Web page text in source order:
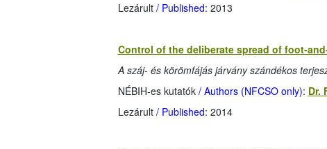
Lezárult / Published: 2013
Control of the deliberate spread of foot-
A száj- és körömfájás járvány szándékos
NÉBIH-es kutatók/ Authors (NFCSO only): Dr.
Lezárult / Published: 2014